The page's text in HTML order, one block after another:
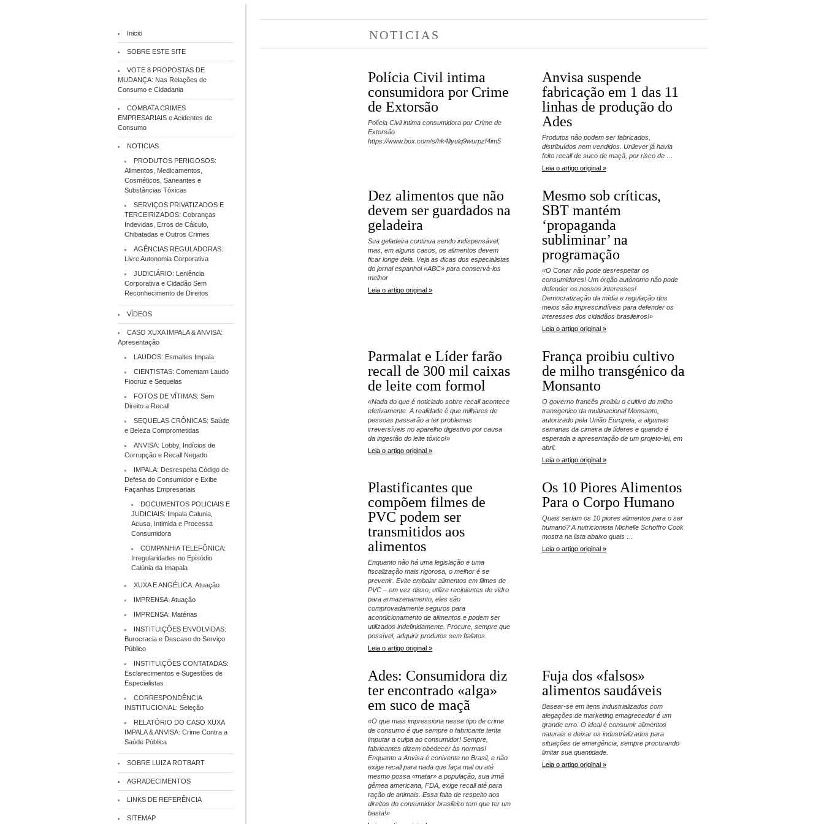
NOTICIAS
Polícia Civil intima
consumidora por Crime
de Extorsão
Polícia Civil intima consumidora por Crime de
Extorsão
https://www.box.com/s/hk4llyulq9wurpzf4im5
Anvisa suspende
fabricação em 1 das 11
linhas de produção do
Ades
Produtos não podem ser fabricados,
distribuídos nem vendidos. Unilever já havia
feito recall de suco de maçã, por risco de …
Leia o artigo original »
Dez alimentos que não
devem ser guardados na
geladeira
Sua geladeira continua sendo indispensável,
mas, em alguns casos, os alimentos devem
ficar longe dela. Veja as dicas dos especialistas
do jornal espanhol «ABC» para conservá-los
melhor
Leia o artigo original »
Mesmo sob críticas,
SBT mantém
‘propaganda
subliminar’ na
programação
«O Conar não pode desrespeitar os
consumidores! Um órgão autônomo não pode
defender os nossos interesses!
Democratização da mídia e regulação dos
meios são imprescindíveis para defender os
interesses dos cidadãos brasileiros!»
Leia o artigo original »
Parmalat e Líder farão
recall de 300 mil caixas
de leite com formol
«Nada do que é noticiado sobre recall acontece
efetivamente. A realidade é que milhares de
pessoas passarão a ter problemas
irreversíveis no aparelho digestivo por causa
da ingestão do leite tóxico!»
Leia o artigo original »
França proibiu cultivo
de milho transgénico da
Monsanto
O governo francês proibiu o cultivo do milho
transgenico da multinacional Monsanto,
autorizado pela União Europeia, a algumas
semanas da cimeira de líderes e quando é
esperada a apresentação de um projeto-lei, em
abril.
Leia o artigo original »
Plastificantes que
compõem filmes de
PVC podem ser
transmitidos aos
alimentos
Enquanto não há uma legislação e uma
fiscalização mais rigorosa, o melhor é se
prevenir. Evite embalar alimentos em filmes de
PVC – em vez disso, utilize recipientes de vidro
para armazenamento, eles são
comprovadamente seguros para
acondicionamento de alimentos e podem ser
utilizados indefinidamente. Procure, sempre que
possível, adquirir produtos sem ftalatos.
Leia o artigo original »
Os 10 Piores Alimentos
Para o Corpo Humano
Quais seriam os 10 piores alimentos para o ser
humano? A nutricionista Michelle Schoffro Cook
mostra na lista abaixo quais …
Leia o artigo original »
Ades: Consumidora diz
ter encontrado «alga»
em suco de maçã
«O que mais impressiona nesse tipo de crime
de consumo é que sempre o fabricante tenta
imputar a culpa ao consumidor! Sempre,
fabricantes dizem obedecer às normas!
Enquanto a Anvisa é conivente no Brasil, e não
exige recall para nada que faça mal ou até
mesmo possa «matar» a população, sua irmã
gêmea americana, FDA, exige recall até para
ração de animais. Essa falta de respeito aos
direitos do consumidor brasileiro tem que ter um
basta!»
Fuja dos «falsos»
alimentos saudáveis
Basear-se em itens industrializados com
alegações de marketing emagrecedor é um
grande erro. O ideal é consumir alimentos
naturais e deixar os industrializados para
situações de emergência, sempre procurando
limitar sua quantidade.
Leia o artigo original »
Inicio
SOBRE ESTE SITE
VOTE 8 PROPOSTAS DE
MUDANÇA: Nas Relações de
Consumo e Cidadania
COMBATA CRIMES
EMPRESARIAIS e Acidentes de
Consumo
NOTICIAS
PRODUTOS PERIGOSOS:
Alimentos, Medicamentos,
Cosméticos, Saneantes e
Substâncias Tóxicas
SERVIÇOS PRIVATIZADOS E
TERCEIRIZADOS: Cobranças
Indevidas, Erros de Cálculo,
Chibatadas e Outros Crimes
AGÊNCIAS REGULADORAS:
Livre Autonomia Corporativa
JUDICIÁRIO: Leniência
Corporativa e Cidadão Sem
Reconhecimento de Direitos
VÍDEOS
CASO XUXA IMPALA & ANVISA:
Apresentação
LAUDOS: Esmaltes Impala
CIENTISTAS: Comentam Laudo
Fiocruz e Sequelas
FOTOS DE VÍTIMAS: Sem
Direito a Recall
SEQUELAS CRÔNICAS: Saúde
e Beleza Comprometidas
ANVISA: Lobby, Indícios de
Corrupção e Recall Negado
IMPALA: Desrespeita Código de
Defesa do Consumidor e Exibe
Façanhas Empresariais
DOCUMENTOS POLICIAIS E
JUDICIAIS: Impala Calunia,
Acusa, Intimida e Processa
Consumidora
COMPANHIA TELEFÔNICA:
Irregularidades no Episódio
Calúnia da Imapala
XUXA E ANGÉLICA: Atuação
IMPRENSA: Atuação
IMPRENSA: Matérias
INSTITUIÇÕES ENVOLVIDAS:
Burocracia e Descaso do Serviço
Público
INSTITUIÇÕES CONTATADAS:
Esclarecimentos e Sugestões de
Especialistas
CORRESPONDÊNCIA
INSTITUCIONAL: Seleção
RELATÓRIO DO CASO XUXA
IMPALA & ANVISA: Crime Contra a
Saúde Pública
SOBRE LUIZA ROTBART
AGRADECIMENTOS
LINKS DE REFERÊNCIA
SITEMAP